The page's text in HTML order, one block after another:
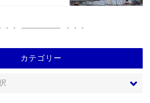
カテゴリー